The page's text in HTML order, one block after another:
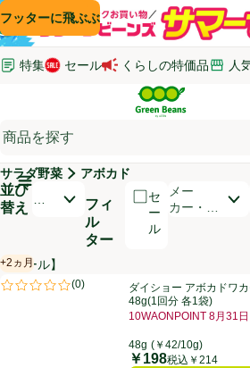
コンテンツに飛ぶ
検索に飛ぶ
フッターに飛ぶ
特集 セール くらしの特価品 人
はじめてのお買い物ガイド
(新しいウィンドウで開く) (新しいウィン
サポート・ヘルプ・お問い合わせ
(新しいウィンドウで開く)
Green Beans
メインメニュ―ボタン
サラダ野菜 アボカド
並び
替え
開いて並び替えオプションのリストを見る
順
フィ
ル
ター
セ
ー
ル
メー
カー・ブ
商品リスト
【セール】
ダイショー アボカドワカモレ & トマトサ
+2ヵ月
賞味・消費期限保証：2ヵ月
(0)
評価は0件のレビューで5点中0.0点。
ダイショー アボカドワ
48g(1回分 各1袋)
48g (￥42/10g)
価格
￥198税込￥214